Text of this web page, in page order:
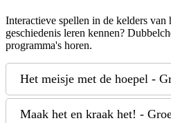
Interactieve spellen in de kelders
geschiedenis leren kennen?
programma's horen.
Het meisje met de hoepel -
Maak het en kraak het! -